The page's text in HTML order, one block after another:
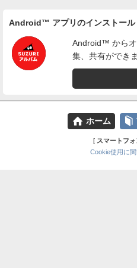
Android™ アプリのインストール
Android™ から
集、共有ができま
⌂ ホーム 📕
[ スマートフォ
Cookie使用に